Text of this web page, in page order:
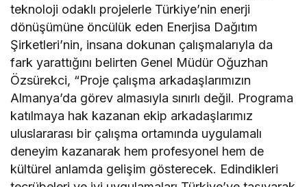
teknoloji odaklı projelerle Türkiye’nin enerji
dönüşümüne öncülük eden Enerjisa Dağıtım
Şirketleri’nin, insana dokunan çalışmalarıyla da
fark yarattığını belirten Genel Müdür Oğuzhan
Özsürekci, “Proje çalışma arkadaşlarımızın
Almanya’da görev almasıyla sınırlı değil. Programa
katılmaya hak kazanan ekip arkadaşlarımız
uluslararası bir çalışma ortamında uygulamalı
deneyim kazanarak hem profesyonel hem de
kültürel anlamda gelişim gösterecek. Edindikleri